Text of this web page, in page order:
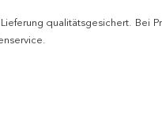
qualitätsgesichert. Bei